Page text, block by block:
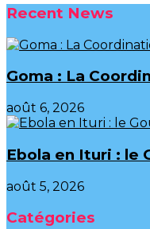
Recent News
Goma : La
août 6, 2026
Ebola en Ituri : le
août 5, 2026
Catégories